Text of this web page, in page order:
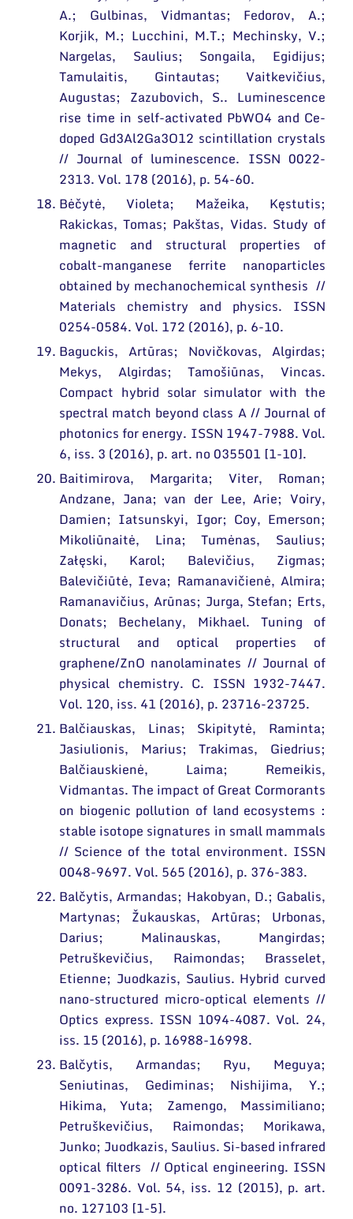
A.; Gulbinas, Vidmantas; Fedorov, A.;
Korjik, M.; Lucchini, M.T.; Mechinsky, V.;
Nargelas, Saulius; Songaila, Egidijus;
Tamulaitis, Gintautas; Vaitkevičius,
Augustas; Zazubovich, S.. Luminescence
rise time in self-activated PbWO4 and Ce-
doped Gd3Al2Ga3O12 scintillation crystals
// Journal of luminescence. ISSN 0022-
2313. Vol. 178 (2016), p. 54-60.
Bėčytė, Violeta; Mažeika, Kęstutis;
Rakickas, Tomas; Pakštas, Vidas. Study of
magnetic and structural properties of
cobalt-manganese ferrite nanoparticles
obtained by mechanochemical synthesis //
Materials chemistry and physics. ISSN
0254-0584. Vol. 172 (2016), p. 6-10.
Baguckis, Artūras; Novičkovas, Algirdas;
Mekys, Algirdas; Tamošiūnas, Vincas.
Compact hybrid solar simulator with the
spectral match beyond class A // Journal of
photonics for energy. ISSN 1947-7988. Vol.
6, iss. 3 (2016), p. art. no 035501 [1-10].
Baitimirova, Margarita; Viter, Roman;
Andzane, Jana; van der Lee, Arie; Voiry,
Damien; Iatsunskyi, Igor; Coy, Emerson;
Mikoliūnaitė, Lina; Tumėnas, Saulius;
Załęski, Karol; Balevičius, Zigmas;
Balevičiūtė, Ieva; Ramanavičienė, Almira;
Ramanavičius, Arūnas; Jurga, Stefan; Erts,
Donats; Bechelany, Mikhael. Tuning of
structural and optical properties of
graphene/ZnO nanolaminates // Journal of
physical chemistry. C. ISSN 1932-7447.
Vol. 120, iss. 41 (2016), p. 23716-23725.
Balčiauskas, Linas; Skipitytė, Raminta;
Jasiulionis, Marius; Trakimas, Giedrius;
Balčiauskienė, Laima; Remeikis,
Vidmantas. The impact of Great Cormorants
on biogenic pollution of land ecosystems :
stable isotope signatures in small mammals
// Science of the total environment. ISSN
0048-9697. Vol. 565 (2016), p. 376-383.
Balčytis, Armandas; Hakobyan, D.; Gabalis,
Martynas; Žukauskas, Artūras; Urbonas,
Darius; Malinauskas, Mangirdas;
Petruškevičius, Raimondas; Brasselet,
Etienne; Juodkazis, Saulius. Hybrid curved
nano-structured micro-optical elements //
Optics express. ISSN 1094-4087. Vol. 24,
iss. 15 (2016), p. 16988-16998.
Balčytis, Armandas; Ryu, Meguya;
Seniutinas, Gediminas; Nishijima, Y.;
Hikima, Yuta; Zamengo, Massimiliano;
Petruškevičius, Raimondas; Morikawa,
Junko; Juodkazis, Saulius. Si-based infrared
optical filters // Optical engineering. ISSN
0091-3286. Vol. 54, iss. 12 (2015), p. art.
no. 127103 [1-5].